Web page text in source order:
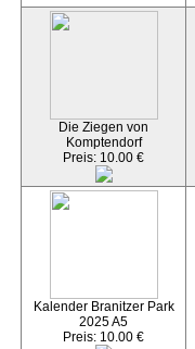
Die Ziegen von
Komptendorf
Preis: 10.00 €
Kalender Branitzer Park
2025 A5
Preis: 10.00 €